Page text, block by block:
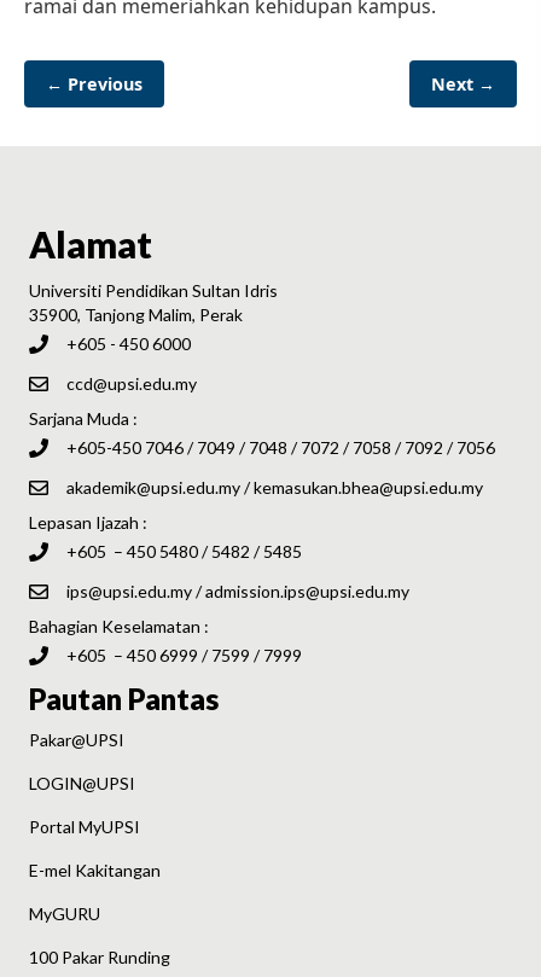
ramai dan memeriahkan kehidupan kampus.
← Previous Next →
Alamat
Universiti Pendidikan Sultan Idris
35900, Tanjong Malim, Perak
+605 - 450 6000
ccd@upsi.edu.my
Sarjana Muda :
+605-450 7046 / 7049 / 7048 / 7072 / 7058 / 7092 / 7056
akademik@upsi.edu.my/kemasukan.bhea@upsi.edu.my
Lepasan Ijazah :
+605 – 450 5480 / 5482 / 5485
ips@upsi.edu.my/admission.ips@upsi.edu.my
Bahagian Keselamatan :
+605 – 450 6999 / 7599 / 7999
Pautan Pantas
Pakar@UPSI
LOGIN@UPSI
Portal MyUPSI
E-mel Kakitangan
MyGURU
100 Pakar Runding